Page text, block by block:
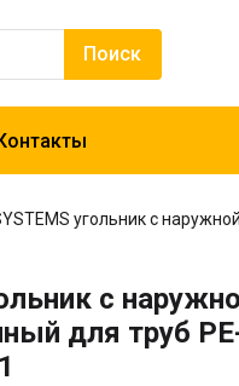
угольник с
с
для труб